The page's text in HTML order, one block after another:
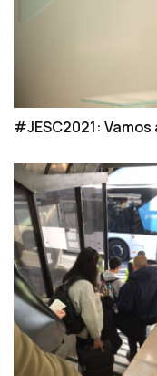
#JESC2021: